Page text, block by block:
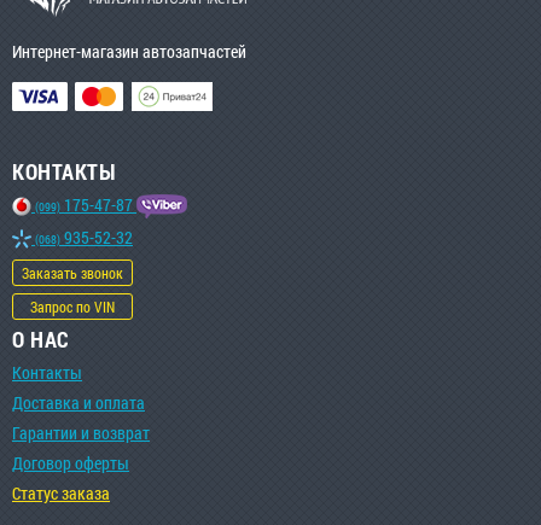
Интернет-магазин автозапчастей
КОНТАКТЫ
(099) 175-47-87
(068) 935-52-32
Заказать звонок
Запрос по VIN
О НАС
Контакты
Доставка и оплата
Гарантии и возврат
Договор оферты
Статус заказа